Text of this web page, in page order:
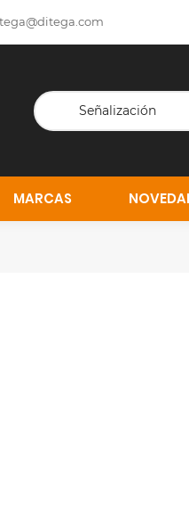
Señalización
MARCAS